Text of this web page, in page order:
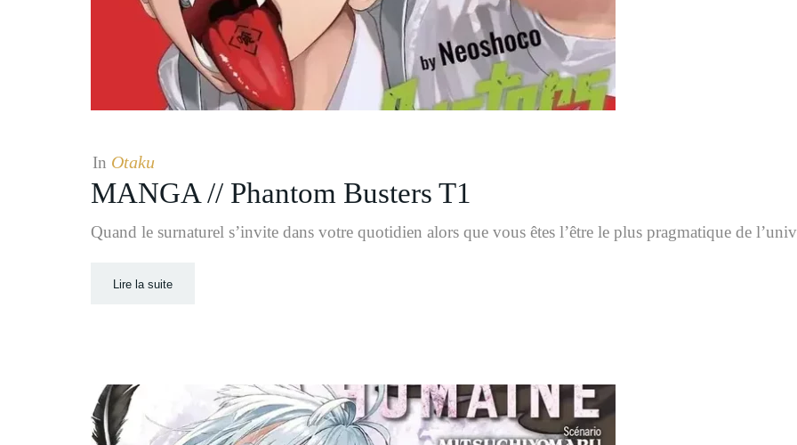
In Otaku
MANGA // Phantom Busters T1
Quand le surnaturel s’invite dans votre quotidien alors que vous êtes l’être le plus pragmatique de
Lire la suite